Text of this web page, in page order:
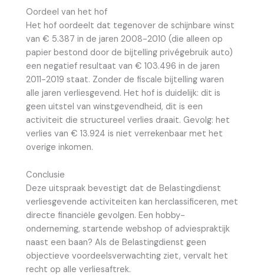
Oordeel van het hof
Het hof oordeelt dat tegenover de schijnbare winst
van € 5.387 in de jaren 2008-2010 (die alleen op
papier bestond door de bijtelling privégebruik auto)
een negatief resultaat van € 103.496 in de jaren
2011-2019 staat. Zonder de fiscale bijtelling waren
alle jaren verliesgevend. Het hof is duidelijk: dit is
geen uitstel van winstgevendheid, dit is een
activiteit die structureel verlies draait. Gevolg: het
verlies van € 13.924 is niet verrekenbaar met het
overige inkomen.
Conclusie
Deze uitspraak bevestigt dat de Belastingdienst
verliesgevende activiteiten kan herclassificeren, met
directe financiële gevolgen. Een hobby-
onderneming, startende webshop of adviespraktijk
naast een baan? Als de Belastingdienst geen
objectieve voordeelsverwachting ziet, vervalt het
recht op alle verliesaftrek.